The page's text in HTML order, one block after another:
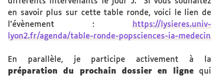
en savoir plus sur cette table ronde, voici le lien de
l’évènement :
https://lysieres.univ-
lyon2.fr/agenda/table-ronde-popsciences-ia-medecin
En parallèle, je participe activement à la
préparation du prochain dossier en ligne qui